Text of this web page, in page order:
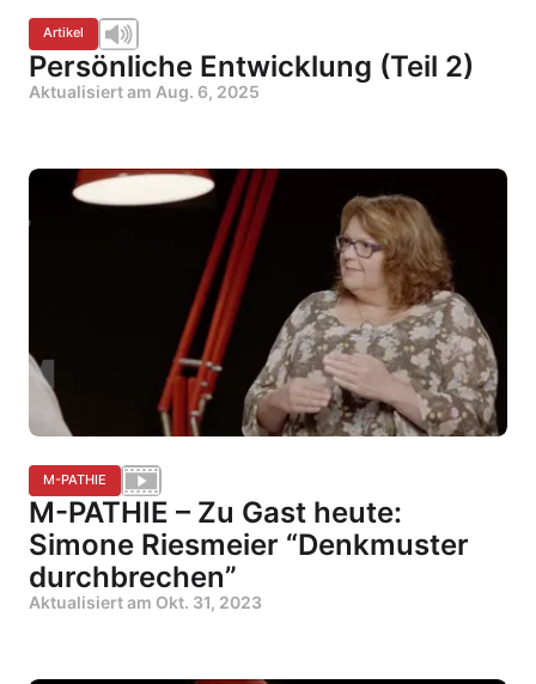
Artikel
Persönliche Entwicklung (Teil 2)
Aktualisiert am Aug. 6, 2025
M-PATHIE
M-PATHIE – Zu Gast heute:
Simone Riesmeier “Denkmuster
durchbrechen”
Aktualisiert am Okt. 31, 2023